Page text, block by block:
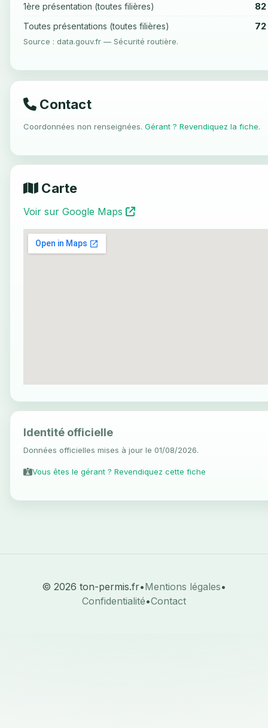
1ère présentation (toutes filières)
Toutes présentations (toutes filières)
Source : data.gouv.fr — Sécurité routière.
Contact
Coordonnées non renseignées. Gérant ? Revendiquez la fiche.
Carte
Voir sur Google Maps
Identité officielle
Données officielles mises à jour le 01/08/2026.
Vous êtes le gérant ? Revendiquez cette fiche
© 2026 ton-permis.fr•Mentions légales•
Confidentialité•Contact